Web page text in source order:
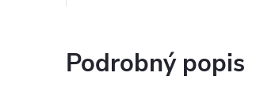
Podrobný popis